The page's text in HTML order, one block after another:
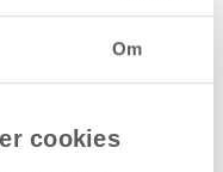
Om
cookies